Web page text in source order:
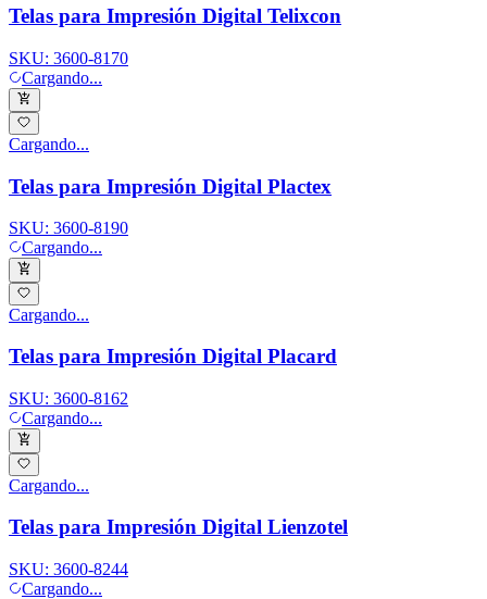
Telas para Impresión Digital Telixcon
SKU: 3600-8170
Cargando...
Cargando...
Telas para Impresión Digital Plactex
SKU: 3600-8190
Cargando...
Cargando...
Telas para Impresión Digital Placard
SKU: 3600-8162
Cargando...
Cargando...
Telas para Impresión Digital Lienzotel
SKU: 3600-8244
Cargando...